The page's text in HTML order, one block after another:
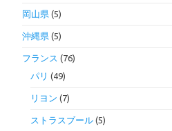
岡山県 (5)
沖縄県 (5)
フランス (76)
パリ (49)
リヨン (7)
ストラスブール (5)